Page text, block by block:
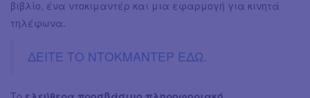
βιβλίο, ένα ντοκιμαντέρ και μια εφαρμογή για κινητά
τηλέφωνα.
ΔΕΙΤΕ ΤΟ ΝΤΟΚΜΑΝΤΕΡ ΕΔΩ.